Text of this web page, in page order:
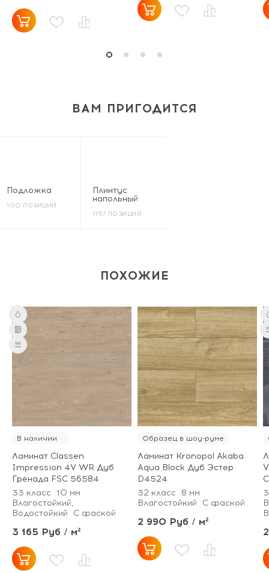
ВАМ ПРИГОДИТСЯ
Подложка
100 ПОЗИЦИЙ
Плинтус
напольный
1757 ПОЗИЦИЙ
ПОХОЖИЕ
В наличии
Ламинат Classen
Impression 4V WR Дуб
Гренада FSC 56584
33 класс
10 мм
Влагостойкий,
Водостойкий
С фаской
3 165 Руб / м²
Образец в шоу-руме
Ламинат Kronopol Akaba
Aqua Block Дуб Эстер
D4524
32 класс
8 мм
Влагостойкий
С фаской
2 990 Руб / м²